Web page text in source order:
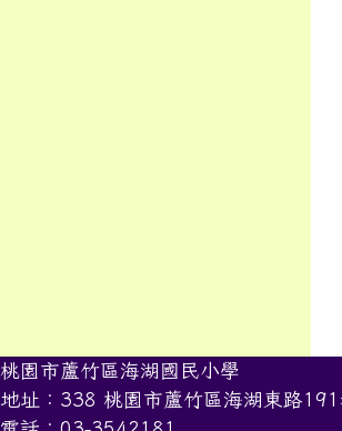
桃園市蘆竹區海湖國民小學
地址：338 桃園市蘆竹區海湖東路